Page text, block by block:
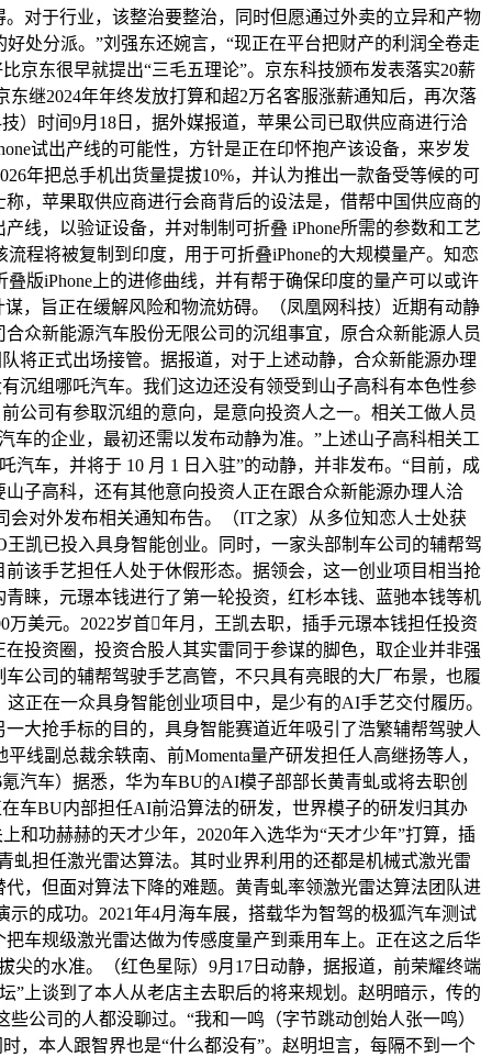
对于行业，该整治要整治，同时但愿通过外卖的立异和产物
处分派。”刘强东还婉言，“现正在平台把财产的利润全卷走
京东很早就提出“三毛五理论”。京东科技颁布发表落实20薪
东继2024年年终发放打算和超2万名客服涨薪通知后，再次落
）时间9月18日，据外媒报道，苹果公司已取供应商进行洽
试出产线的可能性，方针是正在印怀抱产该设备，来岁发
年把总手机出货量提拔10%，并认为推出一款备受等候的可
，苹果取供应商进行会商背后的设法是，借帮中国供应商的
线，以验证设备，并对制制可折叠 iPhone所需的参数和工艺
程将被复制到印度，用于可折叠iPhone的大规模量产。知恋
版iPhone上的进修曲线，并有帮于确保印度的量产可以或许
，旨正在缓解风险和物流妨碍。（凤凰网科技）近期有动静
众新能源汽车股份无限公司的沉组事宜，原合众新能源人员
将正式出场接管。据报道，对于上述动静，合众新能源办理
沉组哪吒汽车。我们这边还没有领受到山子高科有本色性参
公司有参取沉组的意向，是意向投资人之一。相关工做人员
车的企业，最初还需以发布动静为准。”上述山子高科相关工
汽车，并将于 10 月 1 日入驻”的动静，并非发布。“目前，成
子高科，还有其他意向投资人正在跟合众新能源办理人洽
会对外发布相关通知布告。（IT之家）从多位知恋人士处获
凯已投入具身智能创业。同时，一家头部制车公司的辅帮驾
该手艺担任人处于休假形态。据领会，这一创业项目相当抢
睐，元璟本钱进行了第一轮投资，红杉本钱、蓝驰本钱等机
美元。2022岁首年月，王凯去职，插手元璟本钱担任投资
投资圈，投资合股人其实雷同于参谋的脚色，取企业并非强
公司的辅帮驾驶手艺高管，不只具有亮眼的大厂布景，也履
正在一众具身智能创业项目中，是少有的AI手艺交付履历。
大抢手标的目的，具身智能赛道近年吸引了浩繁辅帮驾驶人
线副总裁余轶南、前Momenta量产研发担任人高继扬等人，
汽车）据悉，华为车BU的AI模子部部长黄青虬或将去职创
车BU内部担任AI前沿算法的研发，世界模子的研发归其办
和功赫赫的天才少年，2020年入选华为“天才少年”打算，插
虬担任激光雷达算法。其时业界利用的还都是机械式激光雷
，但面对算法下降的难题。黄青虬率领激光雷达算法团队进
的成功。2021年4月海车展，搭载华为智驾的极狐汽车测试
车规级激光雷达做为传感度量产到乘用车上。正在这之后华
尖的水准。（红色星际）9月17日动静，据报道，前荣耀终端
”上谈到了本人从老店主去职后的将来规划。赵明暗示，传的
公司的人都没聊过。“我和一鸣（字节跳动创始人张一鸣）
，本人跟智界也是“什么都没有”。赵明坦言，每隔不到一个